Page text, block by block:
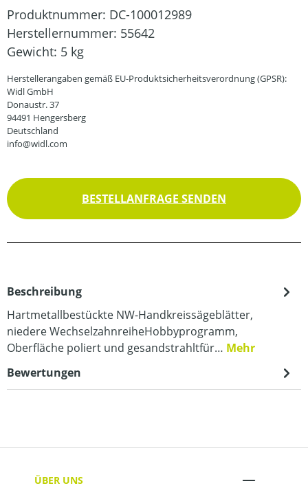
Produktnummer: DC-100012989
Herstellernummer: 55642
Gewicht: 5 kg
Herstellerangaben gemäß EU-Produktsicherheitsverordnung (GPSR):
Widl GmbH
Donaustr. 37
94491 Hengersberg
Deutschland
info@widl.com
BESTELLANFRAGE SENDEN
Beschreibung
Hartmetallbestückte NW-Handkreissägeblätter,
niedere WechselzahnreiheHobbyprogramm,
Oberfläche poliert und gesandstrahltfür… Mehr
Bewertungen
ÜBER UNS